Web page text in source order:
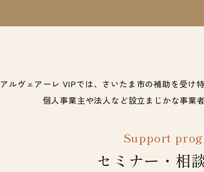
アルヴェアーレ VIPでは、さいたま市の補助を受け
個人事業主や法人など設立まじかな事業
Support
セミナー・相